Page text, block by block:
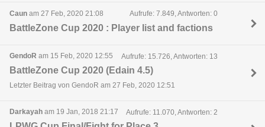
Caun am 27 Feb, 2020 21:08 Aufrufe: 7.849, Antworten: 0
BattleZone Cup 2020 : Player list and factions
GendoR am 15 Feb, 2020 12:55 Aufrufe: 15.726, Antworten: 13
BattleZone Cup 2020 (Edain 4.5)
Letzter Beitrag von GendoR am 27 Feb, 2020 12:51
Darkayah am 19 Jan, 2018 21:17 Aufrufe: 11.070, Antworten: 2